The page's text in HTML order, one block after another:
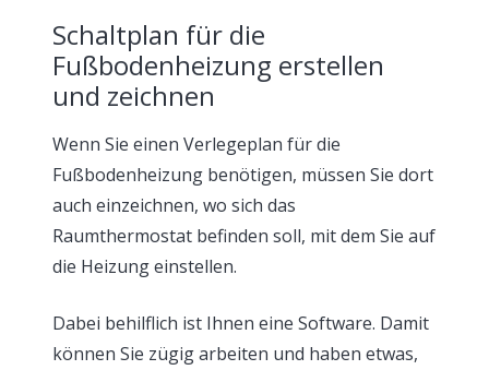
Schaltplan für die
Fußbodenheizung erstellen
und zeichnen
Wenn Sie einen Verlegeplan für die
Fußbodenheizung benötigen, müssen Sie dort
auch einzeichnen, wo sich das
Raumthermostat befinden soll, mit dem Sie auf
die Heizung einstellen.
Dabei behilflich ist Ihnen eine Software. Damit
können Sie zügig arbeiten und haben etwas,